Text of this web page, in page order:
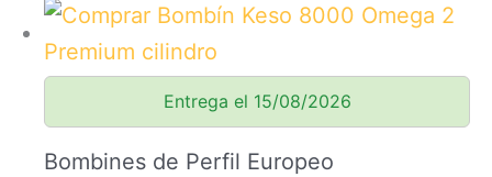
de
tiene
múltiples
Las
opciones
Entrega el 15/08/2026
Bombines de Perfil Europeo